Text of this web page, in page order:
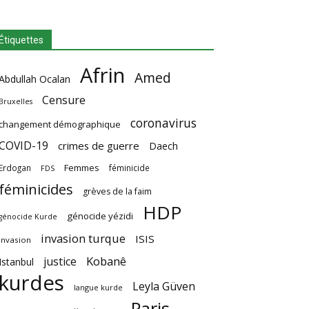
Ocalan Afrin Amed
Censure
démographique coronavirus
19 crimes de guerre Daech
FDS Femmes féminicide
grèves de la faim
Kurde génocide yézidi HDP
invasion turque ISIS
justice Kobanê
langue kurde Leyla Güven